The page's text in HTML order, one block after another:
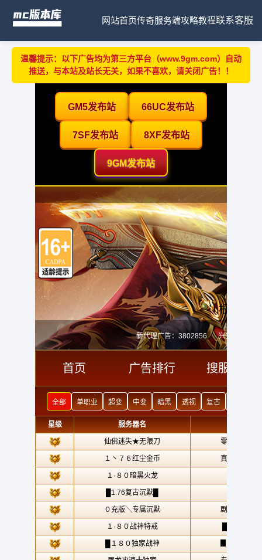
网站首页传奇服务端攻略教程联系客服
温馨提示：以下广告均为第三方平台（www.9gm.com）自动
推送，与本站及站长无关，如果不喜欢，请关闭广告！！